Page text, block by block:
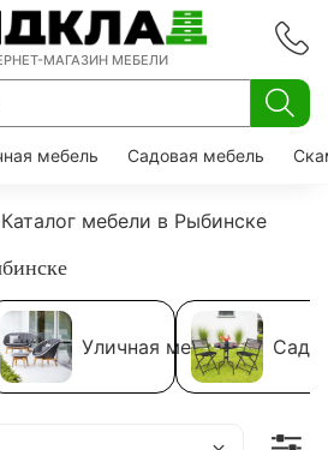
МАГАЗИН МЕБЕЛИ
мебель Садовая мебель
Каталог мебели в Рыбинске
Уличная мебель